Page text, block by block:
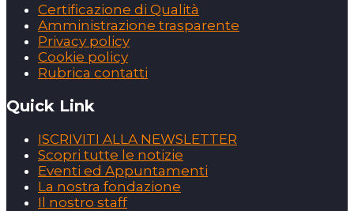
Certificazione di Qualità
Amministrazione trasparente
Privacy policy
Cookie policy
Rubrica contatti
Quick Link
ISCRIVITI ALLA NEWSLETTER
Scopri tutte le notizie
Eventi ed Appuntamenti
La nostra fondazione
Il nostro staff